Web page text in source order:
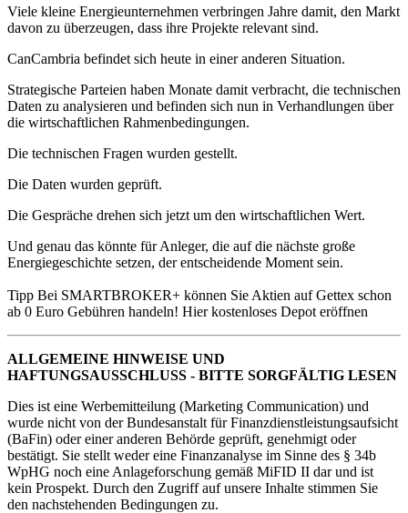
Viele kleine Energieunternehmen verbringen Jahre damit, den Markt
davon zu überzeugen, dass ihre Projekte relevant sind.
CanCambria befindet sich heute in einer anderen Situation.
Strategische Parteien haben Monate damit verbracht, die technischen
Daten zu analysieren und befinden sich nun in Verhandlungen über
die wirtschaftlichen Rahmenbedingungen.
Die technischen Fragen wurden gestellt.
Die Daten wurden geprüft.
Die Gespräche drehen sich jetzt um den wirtschaftlichen Wert.
Und genau das könnte für Anleger, die auf die nächste große
Energiegeschichte setzen, der entscheidende Moment sein.
Tipp Bei SMARTBROKER+ können Sie Aktien auf Gettex schon
ab 0 Euro Gebühren handeln! Hier kostenloses Depot eröffnen
ALLGEMEINE HINWEISE UND
HAFTUNGSAUSSCHLUSS - BITTE SORGFÄLTIG LESEN
Dies ist eine Werbemitteilung (Marketing Communication) und
wurde nicht von der Bundesanstalt für Finanzdienstleistungsaufsicht
(BaFin) oder einer anderen Behörde geprüft, genehmigt oder
bestätigt. Sie stellt weder eine Finanzanalyse im Sinne des § 34b
WpHG noch eine Anlageforschung gemäß MiFID II dar und ist
kein Prospekt. Durch den Zugriff auf unsere Inhalte stimmen Sie
den nachstehenden Bedingungen zu.